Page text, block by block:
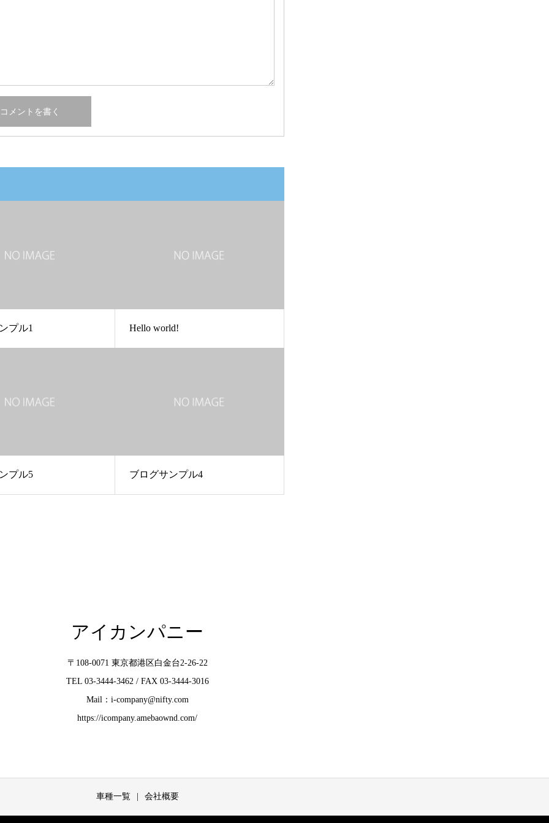
プル1 Hello world!
プル5 ブログサンプル4
アイカンパニー
〒108-0071 東京都港区白金台2-26-22
TEL 03-3444-3462 / FAX 03-3444-3016
Mail：i-company@nifty.com
https://icompany.amebaownd.com/
車種一覧 会社概要